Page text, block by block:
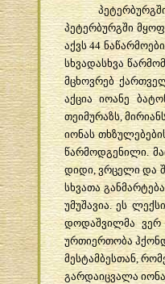
პეტერბურგში მყოფ
აქვს44ნაწარმოები
სხვადასხვა
მცხოვრებ
აქცია იოანე
თეიმურაზს,
იონას
წარმოდგენილი.
დიდი,ვრცელი და
სხვათა
უმუშავია.ეს
დოდაშვილმა
ვერ
ურთიერთობა
მესტამბესთან,
გარდაიცვალა იონა